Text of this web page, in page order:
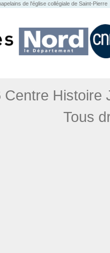
de l'église collégiale de Saint-Pierre
Histoire
Tous